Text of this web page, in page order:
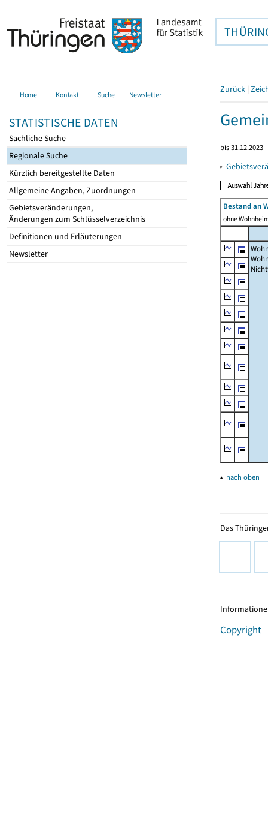
Home Kontakt Suche Newsletter
STATISTISCHE DATEN
Sachliche Suche
Regionale Suche
Kürzlich bereitgestellte Daten
Allgemeine Angaben, Zuordnungen
Gebietsveränderungen,
Änderungen zum Schlüsselverzeichnis
Definitionen und Erläuterungen
Newsletter
Zurück |
bis 31.12.2023
▸
Bestand an
ohne
▴ nach oben
Das
Copyright